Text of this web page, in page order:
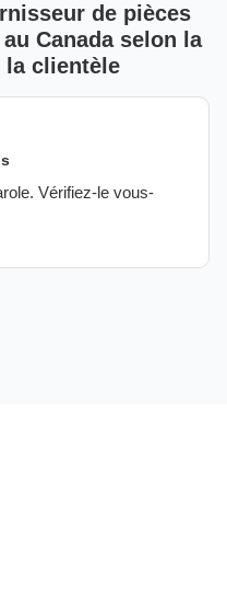
de pièces
Canada selon la
la clientèle
Vérifiez-le vous-